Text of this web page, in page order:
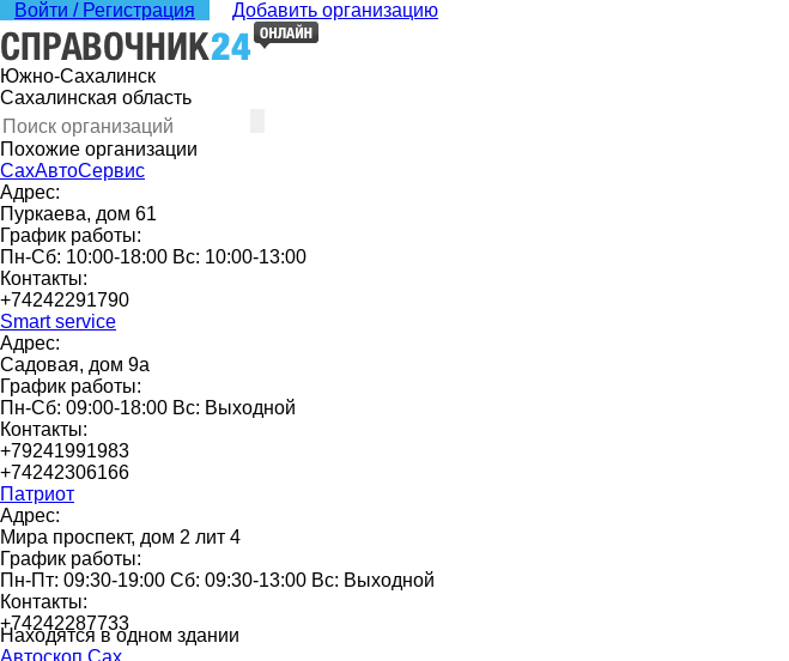
Войти / Регистрация Добавить организацию
Южно-Сахалинск
Сахалинская область
Похожие организации
СахАвтоСервис
Адрес:
Пуркаева, дом 61
График работы:
Пн-Сб: 10:00-18:00 Вс: 10:00-13:00
Контакты:
+74242291790
Smart service
Адрес:
Садовая, дом 9а
График работы:
Пн-Сб: 09:00-18:00 Вс: Выходной
Контакты:
+79241991983
+74242306166
Патриот
Адрес:
Мира проспект, дом 2 лит 4
График работы:
Пн-Пт: 09:30-19:00 Сб: 09:30-13:00 Вс: Выходной
Контакты:
+74242287733
Находятся в одном здании
Автоскоп Сах